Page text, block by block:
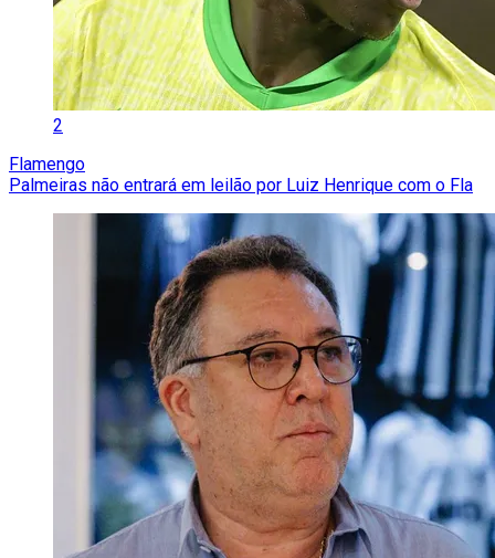
2
Flamengo
Palmeiras não entrará em leilão por Luiz Henrique com o Fla